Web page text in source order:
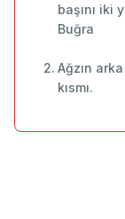
başını iki
Buğra
Ağzın
kısmı.